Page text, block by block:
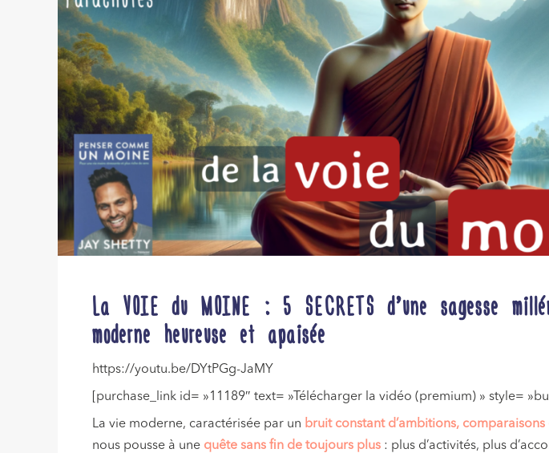
La VOIE du MOINE : 5 SECRETS d’une sagesse
moderne heureuse et apaisée
https://youtu.be/DYtPGg-JaMY
[purchase_link id= »11189″ text= »Télécharger la vidéo (premium) » style=
La vie moderne, caractérisée par un bruit constant d’ambitions,
nous pousse à une quête sans fin de toujours plus : plus d’activités, plus